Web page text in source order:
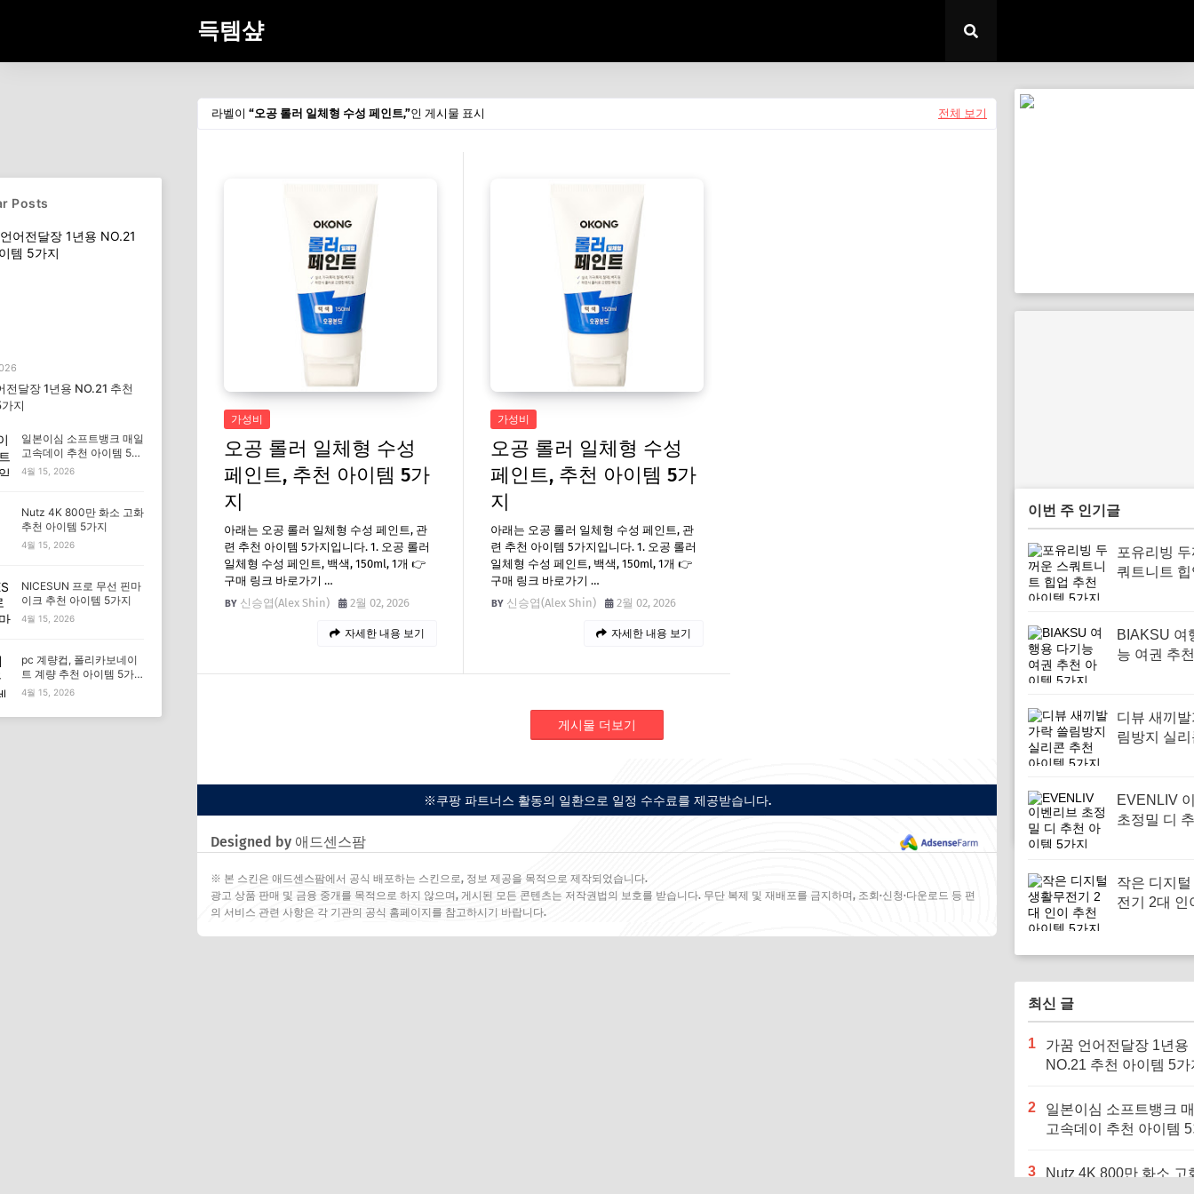
득템샾
라벨이 오공 롤러 일체형 수성 페인트, 인 게시물 표시 전체 보기
가성비
오공 롤러 일체형 수성
페인트, 추천 아이템 5가
지
아래는 오공 롤러 일체형 수성 페인트, 관
련 추천 아이템 5가지입니다. 1. 오공 롤러
일체형 수성 페인트, 백색, 150ml, 1개 👉
구매 링크 바로가기 …
신승엽(Alex Shin)
2월 02, 2026
자세한 내용 보기
가성비
오공 롤러 일체형 수성
페인트, 추천 아이템 5가
지
아래는 오공 롤러 일체형 수성 페인트, 관
련 추천 아이템 5가지입니다. 1. 오공 롤러
일체형 수성 페인트, 백색, 150ml, 1개 👉
구매 링크 바로가기 …
신승엽(Alex Shin)
2월 02, 2026
자세한 내용 보기
게시물 더보기
※쿠팡 파트너스 활동의 일환으로 일정 수수료를 제공받습니다.
Designed by 애드센스팜
※ 본 스킨은 애드센스팜에서 공식 배포하는 스킨으로, 정보 제공을 목적으로 제작되었습니다.
광고 상품 판매 및 금융 중개를 목적으로 하지 않으며, 게시된 모든 콘텐츠는 저작권법의 보호를 받습니다. 무단 복제 및 재배포를 금지하며, 조회·신청·다운로드 등 편
의 서비스 관련 사항은 각 기관의 공식 홈페이지를 참고하시기 바랍니다.
이번 주 인기글
포유리빙
쿼트니트
BIAKSU 여
능 여권 추
디뷰 새끼
림방지 실
EVENLIV
초정밀 디
작은 디지
전기 2대 인
최신 글
1
가꿈 언어전달장 1년용
NO.21 추천 아이템 5가
2
일본이심 소프트뱅크
고속데이 추천 아이템
3
Nutz 4K 800만 화소 고
Posts
전달장 1년용 NO.21 추천
지
일본이심 소프트뱅크 매일
고속데이 추천 아이템 5가
지
4월 15, 2026
Nutz 4K 800만 화소 고화
추천 아이템 5가지
4월 15, 2026
NICESUN 프로 무선 핀마
이크 추천 아이템 5가지
4월 15, 2026
pc 계량컵, 폴리카보네이
트 계량 추천 아이템 5가
지
4월 15, 2026